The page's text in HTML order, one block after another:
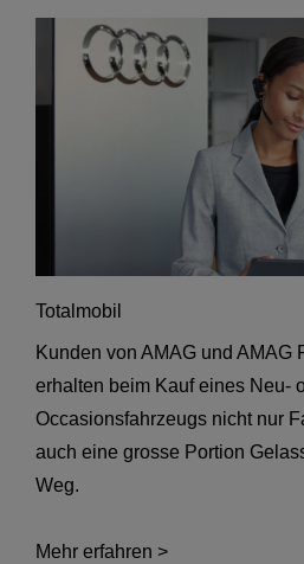
Totalmobil
Kunden von AMAG und AMAG
erhalten beim Kauf eines Neu-
Occasionsfahrzeugs nicht nur
auch eine grosse Portion
Weg.
Mehr erfahren >